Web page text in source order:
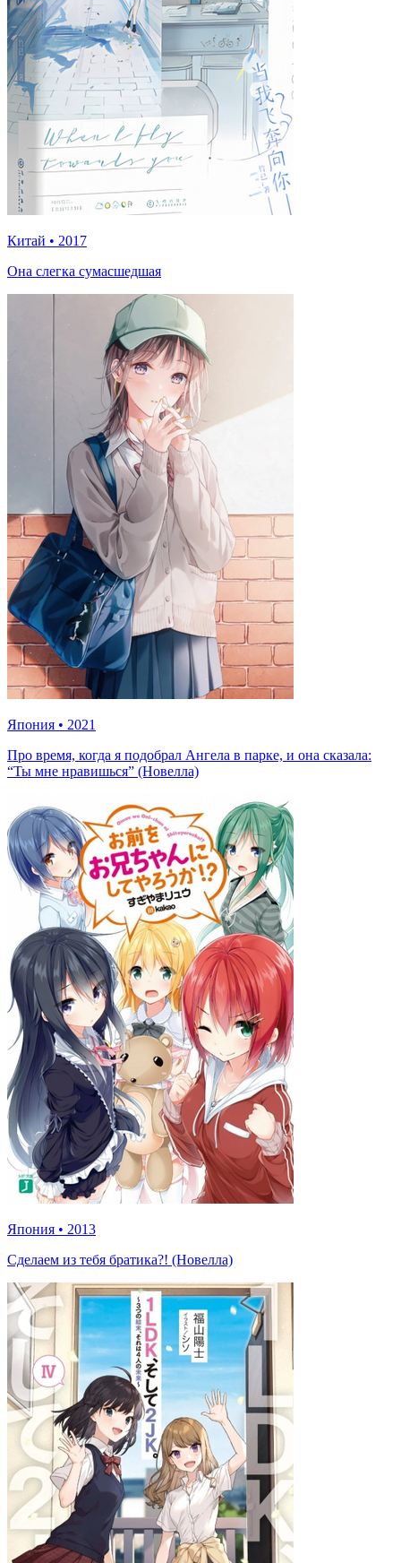
Китай • 2017
Она слегка сумасшедшая
Япония • 2021
Про время, когда я подобрал Ангела в парке, и она сказала:
“Ты мне нравишься” (Новелла)
Япония • 2013
Сделаем из тебя братика?! (Новелла)